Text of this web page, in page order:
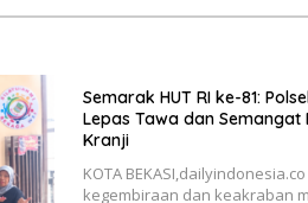
Semarak HUT RI ke-81:
Lepas Tawa dan
Kranji
KOTA
kegembiraan dan keakraban